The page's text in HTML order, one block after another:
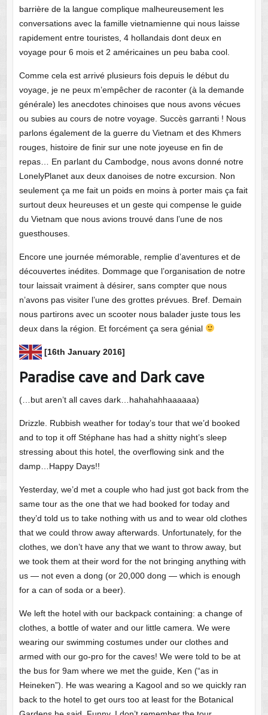
barrière de la langue complique malheureusement les
conversations avec la famille vietnamienne qui nous laisse
rapidement entre touristes, 4 hollandais dont deux en
voyage pour 6 mois et 2 américaines un peu baba cool.
Comme cela est arrivé plusieurs fois depuis le début du
voyage, je ne peux m’empêcher de raconter (à la demande
générale) les anecdotes chinoises que nous avons vécues
ou subies au cours de notre voyage. Succès garranti ! Nous
parlons également de la guerre du Vietnam et des Khmers
rouges, histoire de finir sur une note joyeuse en fin de
repas… En parlant du Cambodge, nous avons donné notre
LonelyPlanet aux deux danoises de notre excursion. Non
seulement ça me fait un poids en moins à porter mais ça fait
surtout deux heureuses et un geste qui compense le guide
du Vietnam que nous avions trouvé dans l’une de nos
guesthouses.
Encore une journée mémorable, remplie d’aventures et de
découvertes inédites. Dommage que l’organisation de notre
tour laissait vraiment à désirer, sans compter que nous
n’avons pas visiter l’une des grottes prévues. Bref. Demain
nous partirons avec un scooter nous balader juste tous les
deux dans la région. Et forcément ça sera génial
[16th January 2016]
Paradise cave and Dark cave
(…but aren’t all caves dark…hahahahhaaaaaa)
Drizzle. Rubbish weather for today’s tour that we’d booked
and to top it off Stéphane has had a shitty night’s sleep
stressing about this hotel, the overflowing sink and the
damp…Happy Days!!
Yesterday, we’d met a couple who had just got back from the
same tour as the one that we had booked for today and
they’d told us to take nothing with us and to wear old clothes
that we could throw away afterwards. Unfortunately, for the
clothes, we don’t have any that we want to throw away, but
we took them at their word for the not bringing anything with
us — not even a dong (or 20,000 dong — which is enough
for a can of soda or a beer).
We left the hotel with our backpack containing: a change of
clothes, a bottle of water and our little camera. We were
wearing our swimming costumes under our clothes and
armed with our go-pro for the caves! We were told to be at
the bus for 9am where we met the guide, Ken (“as in
Heineken”). He was wearing a Kagool and so we quickly ran
back to the hotel to get ours too at least for the Botanical